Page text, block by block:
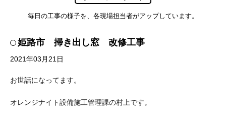
毎日の工事の様子を、各現場担当者がアップしています。
姫路市 掃き出し窓 改修工事
2021年03月21日
お世話になってます。
オレンジナイト設備施工管理課の村上です。